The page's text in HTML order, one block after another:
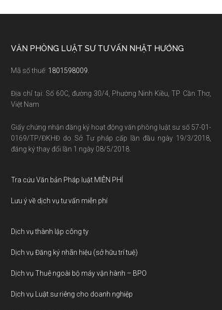
Footer
VĂN PHÒNG LUẬT SƯ TƯ VẤN NHẬT HƯỚNG
Mã số thuế: 1801598009.
Địa chỉ tại: Số 60C, đường 30/4, Phường Ninh Kiều, TP Cần Thơ,
Việt Nam
Giấy chứng nhận đăng ký hoạt động văn phòng luật sư số 57-01-
0169/TP/ĐKHĐ do Sở Tư pháp cấp lần đầu ngày 19/3/2018,
đăng ký thay đổi lần 1 ngày 08/5/2018.
Tra cứu Văn bản Pháp luật MIỄN PHÍ
Lưu ý về dịch vụ tư vấn miễn phí
Dịch vụ thành lập công ty
Dịch vụ Đăng ký nhãn hiệu (sở hữu trí tuệ)
Dịch vụ Thuê ngoài bộ máy vận hành – BPO
Dịch vụ Luật sư riêng cho doanh nghiệp